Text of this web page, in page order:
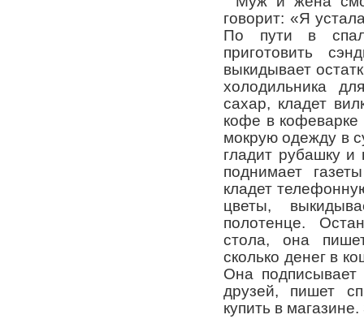
говорит: «Я
По пути в
приготовить
выкидывает
холодильника
сахар, кладет
кофе в
мокрую одежду в
гладит рубашку
поднимает
кладет
цветы,
полотенце.
стола, она
сколько денег в
Она
друзей, пишет
купить в